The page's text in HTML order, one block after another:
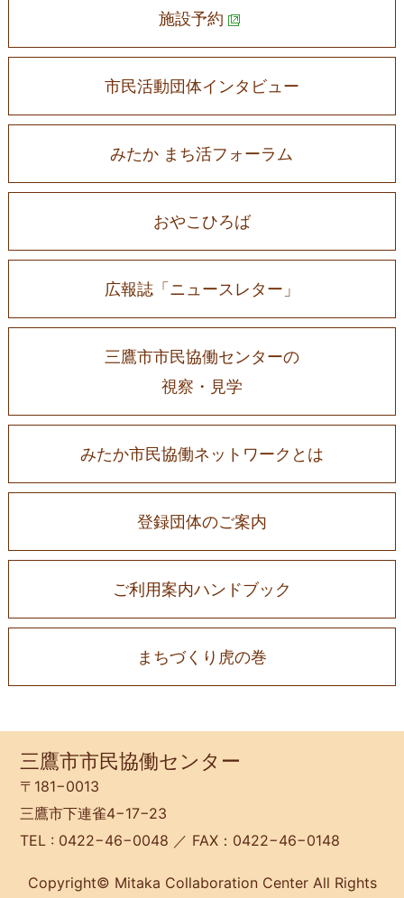
施設予約
市民活動団体インタビュー
みたか まち活フォーラム
おやこひろば
広報誌「ニュースレター」
三鷹市市民協働センターの
視察・見学
みたか市民協働ネットワークとは
登録団体のご案内
ご利用案内ハンドブック
まちづくり虎の巻
三鷹市市民協働センター
〒181−0013
三鷹市下連雀4−17−23
TEL : 0422−46−0048 ／ FAX：0422−46−0148
Copyright© Mitaka Collaboration Center All Rights